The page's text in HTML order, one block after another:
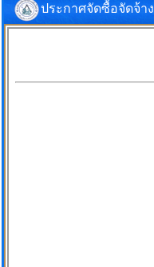
ประกาศจัดซื้อจัดจ้า